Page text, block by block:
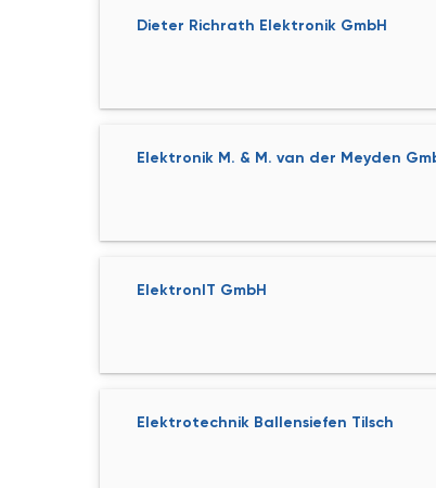
Dieter Richrath Elektronik GmbH
Elektronik M. & M. van der Meyden
ElektronIT GmbH
Elektrotechnik Ballensiefen Tilsch